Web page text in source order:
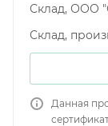
Склад, ООО
Склад,
Данная